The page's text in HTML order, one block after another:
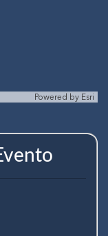
Powered by Esri